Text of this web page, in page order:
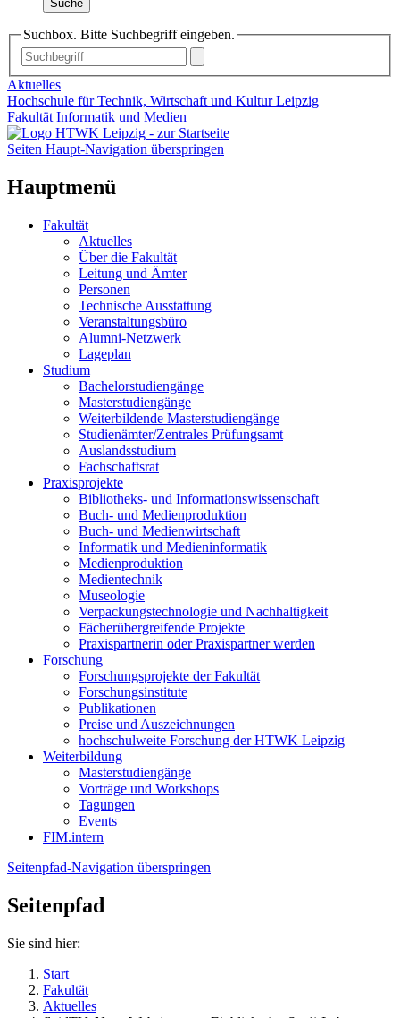
Suche
Suchbox. Bitte Suchbegriff eingeben.
Aktuelles
Hochschule für Technik, Wirtschaft und Kultur Leipzig
Fakultät Informatik und Medien
Seiten Haupt-Navigation überspringen
Hauptmenü
Fakultät
Aktuelles
Über die Fakultät
Leitung und Ämter
Personen
Technische Ausstattung
Veranstaltungsbüro
Alumni-Netzwerk
Lageplan
Studium
Bachelorstudiengänge
Masterstudiengänge
Weiterbildende Masterstudiengänge
Studienämter/Zentrales Prüfungsamt
Auslandsstudium
Fachschaftsrat
Praxisprojekte
Bibliotheks- und Informationswissenschaft
Buch- und Medienproduktion
Buch- und Medienwirtschaft
Informatik und Medieninformatik
Medienproduktion
Medientechnik
Museologie
Verpackungstechnologie und Nachhaltigkeit
Fächerübergreifende Projekte
Praxispartnerin oder Praxispartner werden
Forschung
Forschungsprojekte der Fakultät
Forschungsinstitute
Publikationen
Preise und Auszeichnungen
hochschulweite Forschung der HTWK Leipzig
Weiterbildung
Masterstudiengänge
Vorträge und Workshops
Tagungen
Events
FIM.intern
Seitenpfad-Navigation überspringen
Seitenpfad
Sie sind hier:
Start
Fakultät
Aktuelles